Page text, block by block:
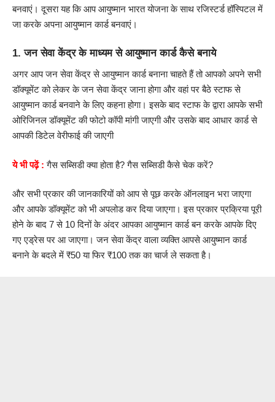
बनवाएं। दूसरा यह कि आप आयुष्मान भारत योजना के साथ रजिस्टर्ड हॉस्पिटल में
जा करके अपना आयुष्मान कार्ड बनवाएं।
1. जन सेवा केंद्र के माध्यम से आयुष्मान कार्ड कैसे बनाये
अगर आप जन सेवा केंद्र से आयुष्मान कार्ड बनाना चाहते हैं तो आपको अपने सभी
डॉक्यूमेंट को लेकर के जन सेवा केंद्र जाना होगा और वहां पर बैठे स्टाफ से
आयुष्मान कार्ड बनवाने के लिए कहना होगा। इसके बाद स्टाफ के द्वारा आपके सभी
ओरिजिनल डॉक्यूमेंट की फोटो कॉपी मांगी जाएगी और उसके बाद आधार कार्ड से
आपकी डिटेल वेरीफाई की जाएगी
ये भी पढ़ें : गैस सब्सिडी क्या होता है? गैस सब्सिडी कैसे चेक करें?
और सभी प्रकार की जानकारियों को आप से पूछ करके ऑनलाइन भरा जाएगा
और आपके डॉक्यूमेंट को भी अपलोड कर दिया जाएगा। इस प्रकार प्रक्रिया पूरी
होने के बाद 7 से 10 दिनों के अंदर आपका आयुष्मान कार्ड बन करके आपके दिए
गए एड्रेस पर आ जाएगा। जन सेवा केंद्र वाला व्यक्ति आपसे आयुष्मान कार्ड
बनाने के बदले में ₹50 या फिर ₹100 तक का चार्ज ले सकता है।